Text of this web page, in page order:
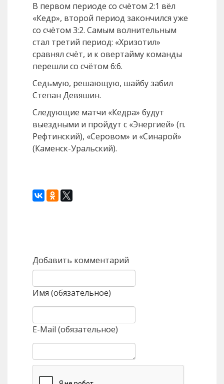
В первом периоде со счётом 2:1 вёл
«Кедр», второй период закончился уже
со счётом 3:2. Самым волнительным
стал третий период: «Хризотил»
сравнял счёт, и к овертайму команды
перешли со счётом 6:6.
Седьмую, решающую, шайбу забил
Степан Девяшин.
Следующие матчи «Кедра» будут
выездными и пройдут с «Энергией» (п.
Рефтинский), «Серовом» и «Синарой»
(Каменск-Уральский).
Добавить комментарий
Имя (обязательное)
E-Mail (обязательное)